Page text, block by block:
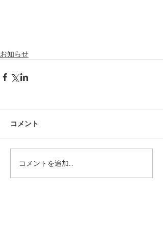
お知らせ
コメント
コメントを追加…